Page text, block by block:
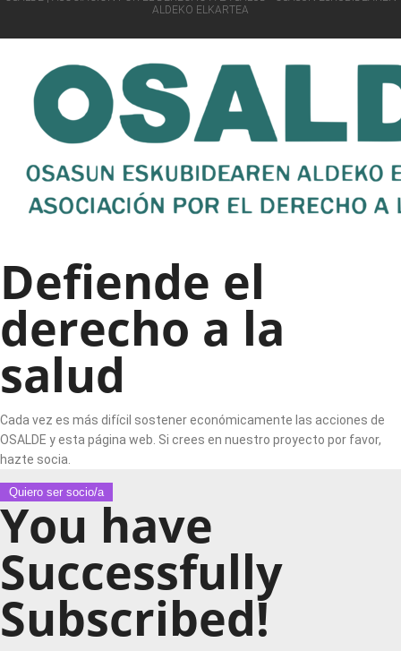
ALDEKO ELKARTEA
Defiende el
derecho a la
salud
Cada vez es más difícil sostener económicamente las acciones de
OSALDE y esta página web. Si crees en nuestro proyecto por favor,
hazte socia.
Quiero ser socio/a
You have
Successfully
Subscribed!